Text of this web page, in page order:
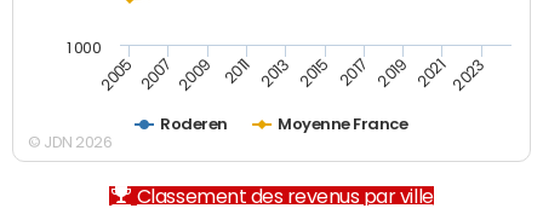
Roderen Moyenne France
2005 2007 2009 2011 2013 2015 2017 2019 2021 2023
1 000
© JDN 2026
Classement des revenus par ville